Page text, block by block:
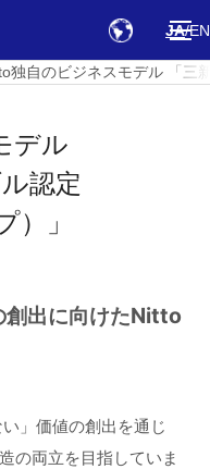
JA EN
独自のビジネスモデル 「三
デル
認定
）」
創出に向けたNitto
」価値の創出を通じ
の両立を目指していま